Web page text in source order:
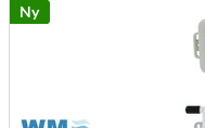
Ny